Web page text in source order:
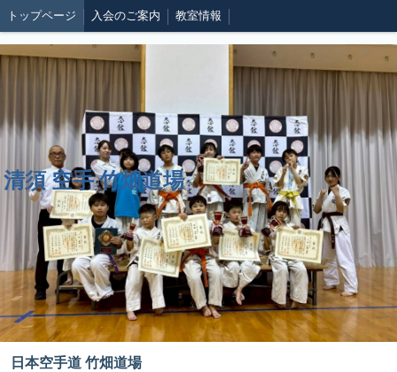
トップページ 入会のご案内 教室情報
清須 空手 竹畑道場
日本空手道 竹畑道場